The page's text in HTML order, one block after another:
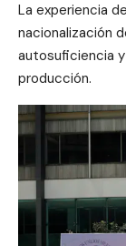
La experiencia
nacionalización
autosuficiencia
producción.